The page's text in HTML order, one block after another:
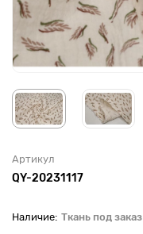
Артикул
QY-20231117
Ткань под заказ